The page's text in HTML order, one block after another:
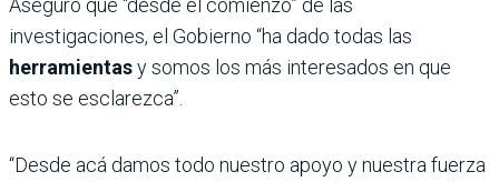
investigaciones, el Gobierno “ha dado todas las
herramientasy somos los más interesados en que
esto se esclarezca”.
“Desde acá damos todo nuestro apoyo y nuestra fuerza